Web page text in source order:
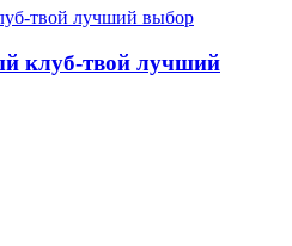
клуб-твой лучший